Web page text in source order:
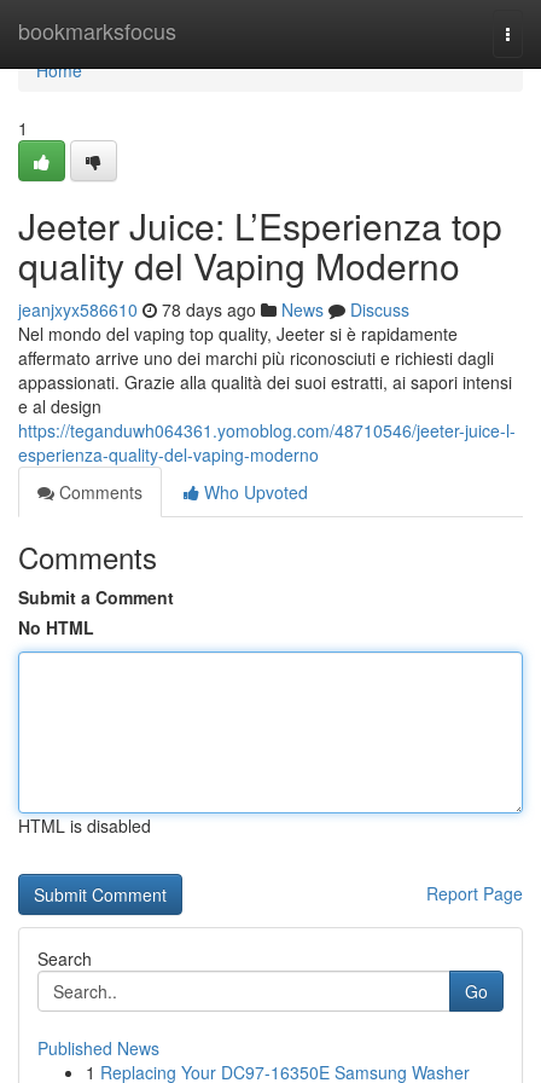
bookmarksfocus
Home
Home
1
Jeeter Juice: L’Esperienza top
quality del Vaping Moderno
jeanjxyx586610 78 days ago News
Discuss
Nel mondo del vaping top quality, Jeeter si è rapidamente
affermato arrive uno dei marchi più riconosciuti e richiesti dagli
appassionati. Grazie alla qualità dei suoi estratti, ai sapori intensi
e al design
https://teganduwh064361.yomoblog.com/48710546/jeeter-juice-l-
esperienza-quality-del-vaping-moderno
Comments
Who Upvoted
Comments
Submit a Comment
No HTML
HTML is disabled
Report Page
Search
Go
Published News
1 Replacing Your DC97-16350E Samsung Washer